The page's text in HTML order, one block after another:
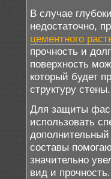
В случае
недостаточно,
цементного
прочность и
поверхность
который будет
структуру стены.
Для защиты
использовать
составы
значительно
вид и прочность.